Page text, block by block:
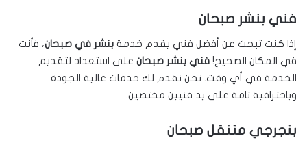
فني بنشر صبحان
إذا كنت تبحث عن أفضل فني يقدم خدمة بنشر في صبحان، فأنت
في المكان الصحيح! فني بنشر صبحان على استعداد لتقديم
الخدمة في أي وقت. نحن نقدم لك خدمات عالية الجودة
وباحترافية تامة على يد فنيين مختصين.
بنجرجي متنقل صبحان